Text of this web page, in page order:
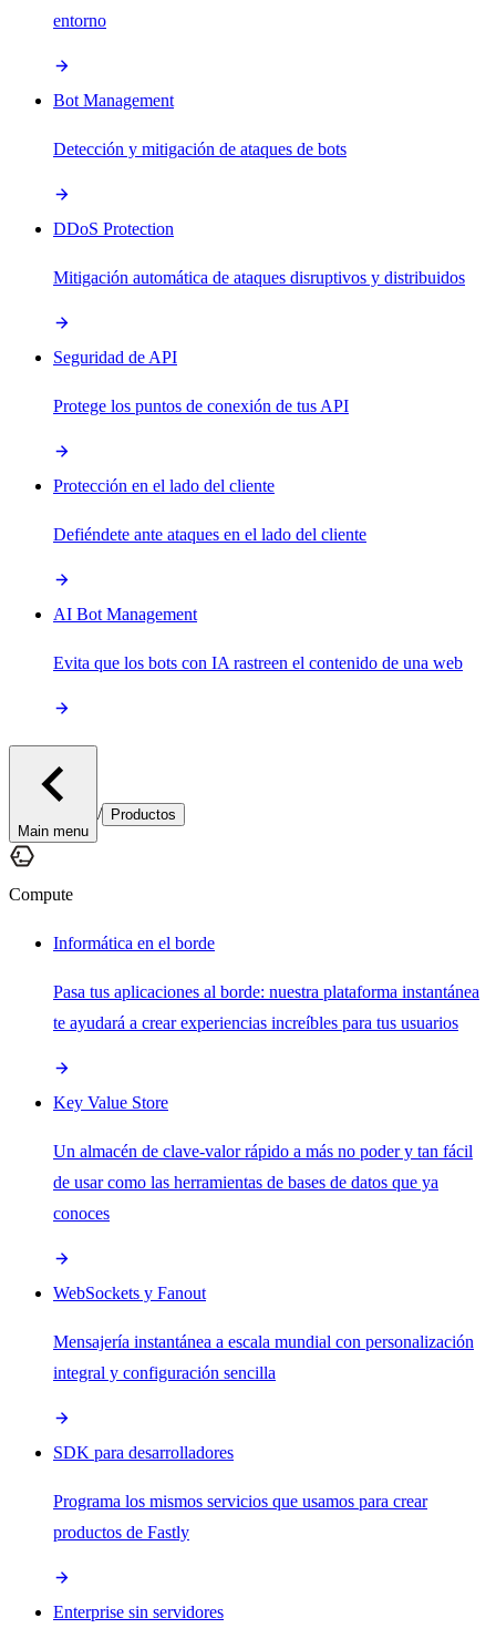
entorno
Bot Management
Detección y mitigación de ataques de bots
DDoS Protection
Mitigación automática de ataques disruptivos y distribuidos
Seguridad de API
Protege los puntos de conexión de tus API
Protección en el lado del cliente
Defiéndete ante ataques en el lado del cliente
AI Bot Management
Evita que los bots con IA rastreen el contenido de una web
Main menu
/ Productos
Compute
Informática en el borde
Pasa tus aplicaciones al borde: nuestra plataforma instantánea
te ayudará a crear experiencias increíbles para tus usuarios
Key Value Store
Un almacén de clave-valor rápido a más no poder y tan fácil
de usar como las herramientas de bases de datos que ya
conoces
WebSockets y Fanout
Mensajería instantánea a escala mundial con personalización
integral y configuración sencilla
SDK para desarrolladores
Programa los mismos servicios que usamos para crear
productos de Fastly
Enterprise sin servidores